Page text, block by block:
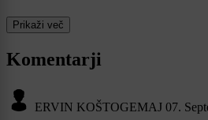
Prikaži več
Komentarji
ERVIN KOŠTOGEMAJ 07.